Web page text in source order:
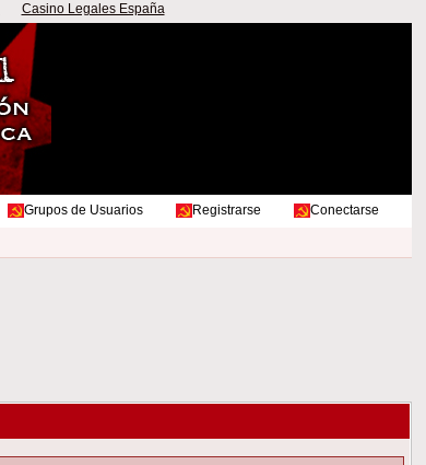
Casino Legales España
Grupos de Usuarios Registrarse Conectarse